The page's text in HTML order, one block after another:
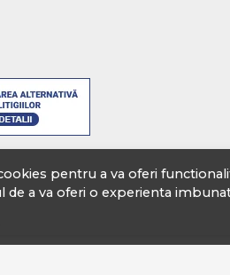
pentru a va oferi
de a va oferi o experienta